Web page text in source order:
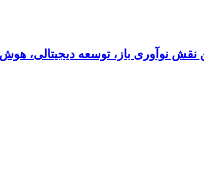
نقش نوآوری باز، توسعه دیجیتالی،